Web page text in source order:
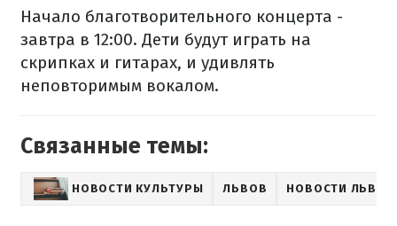
Начало благотворительного концерта -
завтра в 12:00. Дети будут играть на
скрипках и гитарах, и удивлять
неповторимым вокалом.
Связанные темы:
НОВОСТИ КУЛЬТУРЫ ЛЬВОВ НОВОСТИ